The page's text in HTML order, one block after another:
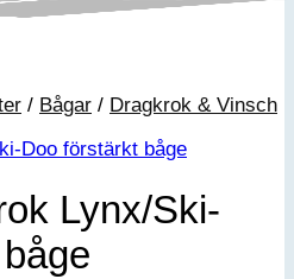
/ Bågar / Dragkrok & Vinsch
Lynx/Ski-